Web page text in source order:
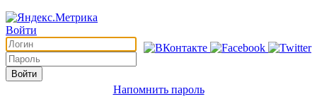
Войти
Войти
Напомнить пароль